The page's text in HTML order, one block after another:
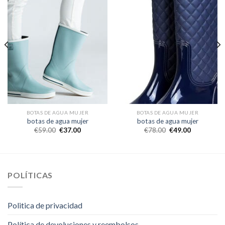
BOTAS DE AGUA MUJER
botas de agua mujer
€59.00 €37.00
BOTAS DE AGUA MUJER
botas de agua mujer
€78.00 €49.00
POLÍTICAS
Politica de privacidad